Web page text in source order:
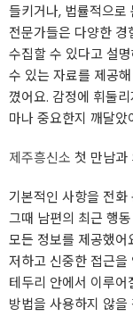
들키거나, 법률적으로
전문가들은 다양한
수집할 수 있다고 설
수 있는 자료를 제공
꼈어요. 감정에 휘둘
마나 중요한지 깨달았
제주흥신소 첫 만남과
기본적인 사항을 전
그때 남편의 최근 행
모든 정보를 제공했어
저하고 신중한 접근을
테두리 안에서 이루
방법을 사용하지 않